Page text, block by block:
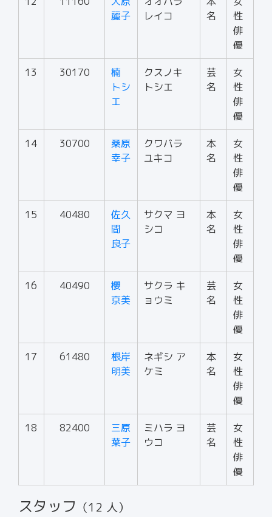
麗子
レイコ
名
性
俳
優
13 30170
楠
トシ
エ
クスノキ
トシエ
芸
名
女
性
俳
優
14 30700
桑原
幸子
クワバラ
ユキコ
本
名
女
性
俳
優
15 40480
佐久
間
良子
サクマ ヨ
シコ
本
名
女
性
俳
優
16 40490
櫻
京美
サクラ キ
ョウミ
芸
名
女
性
俳
優
17 61480
根岸
明美
ネギシ ア
ケミ
本
名
女
性
俳
優
18 82400
三原
葉子
ミハラ ヨ
ウコ
芸
名
女
性
俳
優
スタッフ （12 人）